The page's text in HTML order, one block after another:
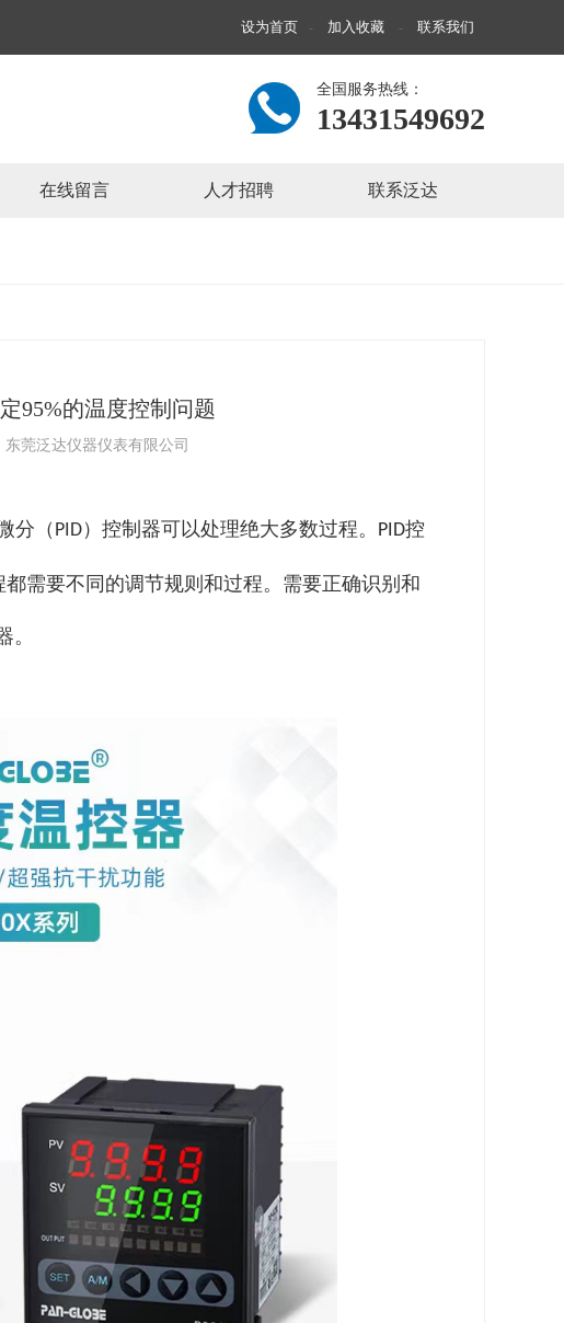
设为首页 - 加入收藏 - 联系我们
全国服务热线：
13431549692
在线留言 人才招聘 联系泛达
95%的温度控制问题
东莞泛达仪器仪表有限公司
分（ PID） 控制器可以处理绝大多数过程。 PID控
需要不同的调节规则和过程。需要正确识别和
。